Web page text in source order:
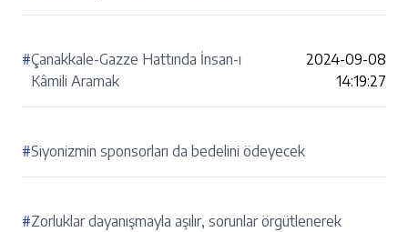
#Çanakkale-Gazze Hattında İnsan-ı
Kâmili Aramak
2024-09-08
14:19:27
#Siyonizmin sponsorları da bedelini ödeyecek
#Zorluklar dayanışmayla aşılır, sorunlar örgütlenerek